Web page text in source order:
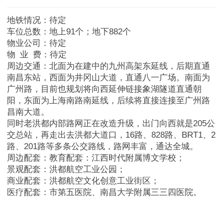
地铁情况：待定
车位总数：地上91个；地下882个
物业公司：待定
物 业 费：待定
周边交通：北面为在建中的九州高架东延线，后期直通
南昌东站，西面为井冈山大道，直通八一广场。南面为
广州路，目前也规划将向西延伸链接象湖隧道直通朝
阳，东面为上海南路南延线，后续将直接连接至广州路
昌南大道。
同时老洪都内部路网正在改造升级，出门向西就是205公
交总站，再走出去洪都大道口，16路、828路、BRT1、2
路、201路等多条公交路线，路网丰富，通达全城。
周边配套：教育配套：江西时代附属博文学校；
景观配套：洪都航空工业公园；
商业配套：洪都航空文化创意工业街区；
医疗配套：市第五医院、南昌大学附属三三四医院。
经开区
高新区
新建区
湾里
南昌县
赣江新区